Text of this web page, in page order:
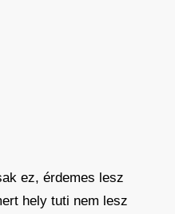
ez, érdemes lesz
hely tuti nem lesz